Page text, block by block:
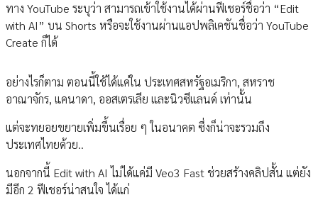
ทาง YouTube ระบุว่า สามารถเข้าใช้งานได้ผ่านฟีเชอร์ชื่อว่า “Edit
with AI” บน Shorts หรือจะใช้งานผ่านแอปพลิเคชันชื่อว่า YouTube
Create ก็ได้
อย่างไรก็ตาม ตอนนี้ใช้ได้แค่ใน ประเทศสหรัฐอเมริกา, สหราช
อาณาจักร, แคนาดา, ออสเตรเลีย และนิวซีแลนด์ เท่านั้น
แต่จะทยอยขยายเพิ่มขึ้นเรื่อย ๆ ในอนาคต ซึ่งก็น่าจะรวมถึง
ประเทศไทยด้วย..
นอกจากนี้ Edit with AI ไม่ได้แค่มี Veo3 Fast ช่วยสร้างคลิปสั้น แต่ยัง
มีอีก 2 ฟีเชอร์น่าสนใจ ได้แก่